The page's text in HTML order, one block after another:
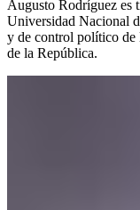
Augusto Rodríguez es
Universidad Nacional
y de control político de
de la República.